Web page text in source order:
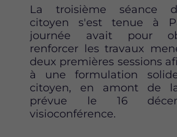
La troisième séance
citoyen s'est tenue à
journée avait pour
renforcer les travaux
deux premières sessions
à une formulation
citoyen, en amont de
prévue le 16
visioconférence.